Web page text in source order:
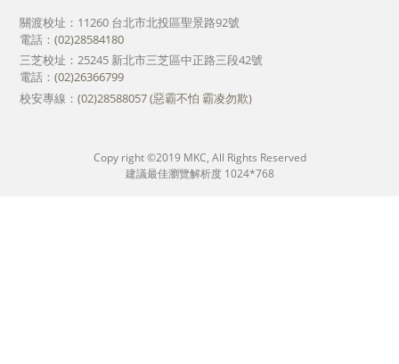
關渡校址：11260 台北市北投區聖景路92號
電話：(02)28584180
三芝校址：25245 新北市三芝區中正路三段42號
電話：(02)26366799
校安專線：(02)28588057 (惡霸不怕 霸凌勿欺)
Copy right ©2019 MKC, All Rights Reserved
建議最佳瀏覽解析度 1024*768